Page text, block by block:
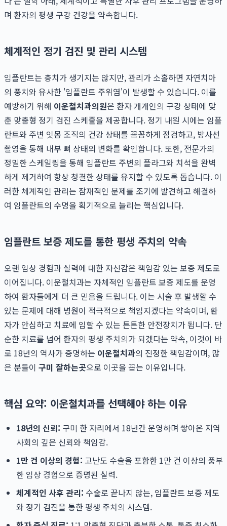
며 환자의 평생 구강 건강을 약속합니다.
체계적인 정기 검진 및 관리 시스템
임플란트는 충치가 생기지는 않지만, 관리가 소홀하면 자연치아
의 풍치와 유사한 '임플란트 주위염'이 발생할 수 있습니다. 이를
예방하기 위해 이운철치과의원은 환자 개개인의 구강 상태에 맞
춘 맞춤형 정기 검진 스케줄을 제공합니다. 정기 내원 시에는 임플
란트와 주변 잇몸 조직의 건강 상태를 꼼꼼하게 점검하고, 방사선
촬영을 통해 내부 뼈 상태의 변화를 확인합니다. 또한, 전문가의
정밀한 스케일링을 통해 임플란트 주변의 플라그와 치석을 완벽
하게 제거하여 항상 청결한 상태를 유지할 수 있도록 돕습니다. 이
러한 체계적인 관리는 잠재적인 문제를 조기에 발견하고 해결하
여 임플란트의 수명을 획기적으로 늘리는 핵심입니다.
임플란트 보증 제도를 통한 평생 주치의 약속
오랜 임상 경험과 실력에 대한 자신감은 책임감 있는 보증 제도로
이어집니다. 이운철치과는 자체적인 임플란트 보증 제도를 운영
하여 환자들에게 더 큰 믿음을 드립니다. 이는 시술 후 발생할 수
있는 문제에 대해 병원이 적극적으로 책임지겠다는 약속이며, 환
자가 안심하고 치료에 임할 수 있는 튼튼한 안전장치가 됩니다. 단
순한 치료를 넘어 환자의 평생 주치의가 되겠다는 약속, 이것이 바
로 18년의 역사가 증명하는 이운철치과의 진정한 책임감이며, 많
은 분들이 구미 잘하는곳으로 이곳을 꼽는 이유입니다.
핵심 요약: 이운철치과를 선택해야 하는 이유
18년의 신뢰: 구미 한 자리에서 18년간 운영하며 쌓아온 지역
사회의 깊은 신뢰와 책임감.
1만 건 이상의 경험: 고난도 수술을 포함한 1만 건 이상의 풍부
한 임상 경험으로 증명된 실력.
체계적인 사후 관리: 수술로 끝나지 않는, 임플란트 보증 제도
와 정기 검진을 통한 평생 주치의 시스템.